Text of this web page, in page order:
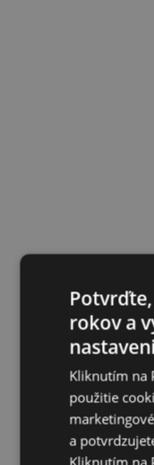
rokov a
Kliknutím na
použitie
a